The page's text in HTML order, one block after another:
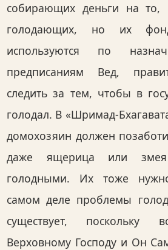
собирающих деньги на то,
голодающих, но их
используются по
предписаниям Вед,
следить за тем, чтобы в
голодал. В «Шримад-
домохозяин должен
даже ящерица или змея
голодными. Их тоже
самом деле проблемы
существует, поскольку
Верховному Господу и Он